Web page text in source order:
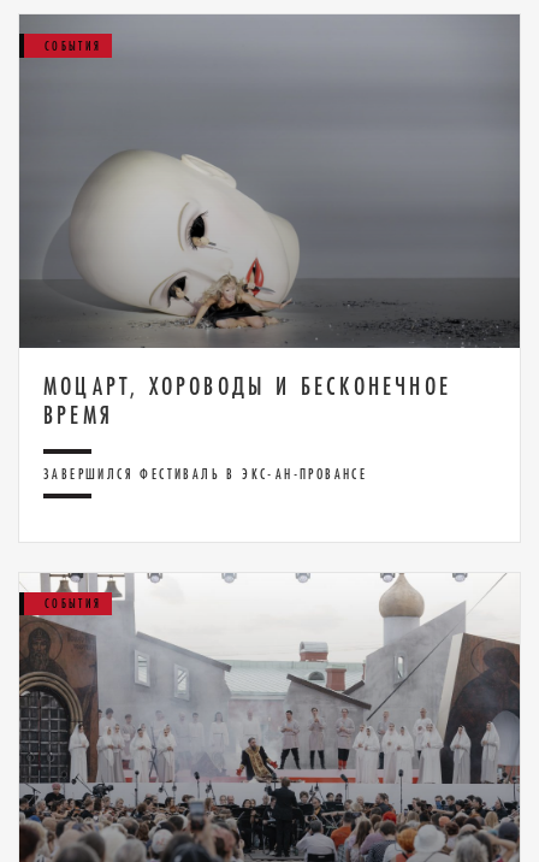
СОБЫТИЯ
МОЦАРТ, ХОРОВОДЫ И БЕСКОНЕЧНОЕ
ВРЕМЯ
ЗАВЕРШИЛСЯ ФЕСТИВАЛЬ В ЭКС-АН-ПРОВАНСЕ
СОБЫТИЯ